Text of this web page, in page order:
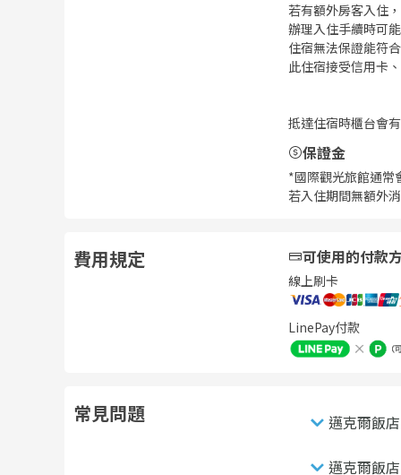
若有額外房客入住
辦理入住手續時可
住宿無法保證能符
此住宿接受信用卡
抵達住宿時櫃台會
保證金
*國際觀光旅館通常
若入住期間無額外
費用規定 可使用的付款
線上刷卡
LinePay付款
常見問題 邁克爾飯
邁克爾飯